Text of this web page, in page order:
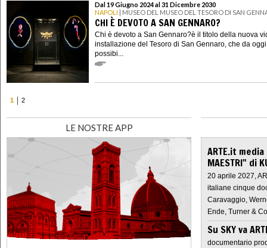
Dal 19 Giugno 2024 al 31 Dicembre 2030
NAPOLI | MUSEO DEL MUSEO DEL TESORO DI SAN
CHI È DEVOTO A SAN GENNARO?
Chi è devoto a San Gennaro?è il titolo della nuova
installazione del Tesoro di San Gennaro, che da
possibi...
1 2
LE NOSTRE APP
ARTE.it
MAESTRI" di
20 aprile 2027,
italiane cinque
Caravaggio,
Ende, Turner &
Su SKY va
documentario